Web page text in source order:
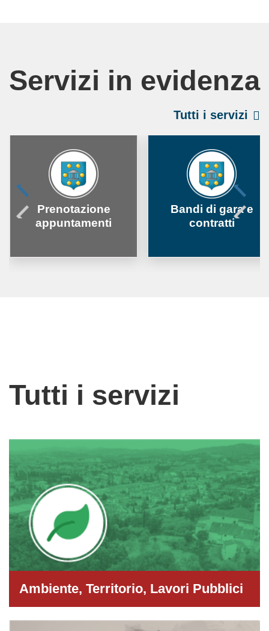
Servizi in evidenza
Tutti i servizi
Prenotazione
appuntamenti
Bandi di gara e
contratti
Tutti i servizi
Ambiente, Territorio, Lavori Pubblici